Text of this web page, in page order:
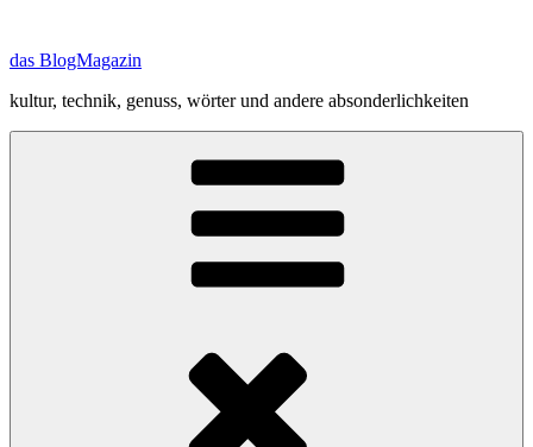
springen
das BlogMagazin
kultur, technik, genuss, wörter und andere absonderlichkeiten